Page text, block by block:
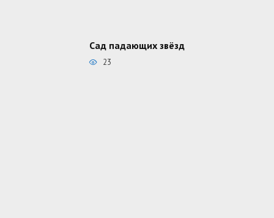
Сад падающих звёзд
23